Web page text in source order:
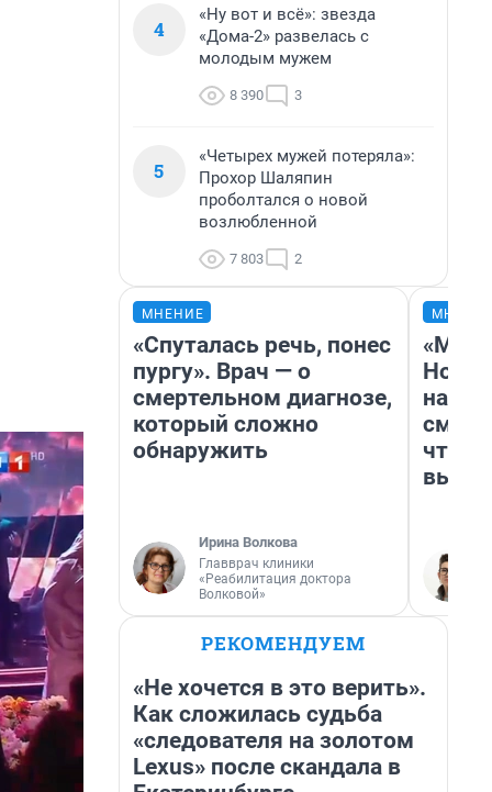
4
«Ну вот и всё»: звезда
«Дома-2» развелась с
молодым мужем
8 390 3
5
«Четырех мужей потеряла»:
Прохор Шаляпин
проболтался о новой
возлюбленной
7 803 2
МНЕНИЕ
«Спуталась речь, понес
пургу». Врач — о
смертельном диагнозе,
который сложно
обнаружить
Ирина Волкова
Главврач клиники
«Реабилитация доктора
Волковой»
«Мы
РЕКОМЕНДУЕМ
«Не хочется в это верить».
Как сложилась судьба
«следователя на золотом
Lexus» после скандала в